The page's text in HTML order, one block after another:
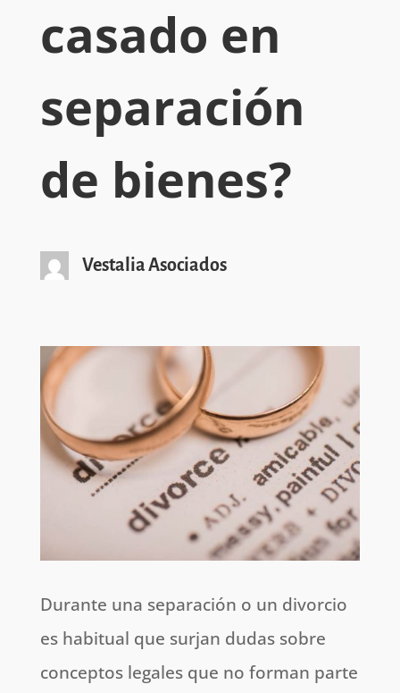
casado en
separación
de bienes?
Vestalia Asociados
Durante una separación o un divorcio
es habitual que surjan dudas sobre
conceptos legales que no forman parte